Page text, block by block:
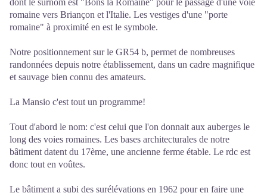
dont le surnom est "Bons la Romaine" pour le passage d'une voie
romaine vers Briançon et l'Italie. Les vestiges d'une "porte
romaine" à proximité en est le symbole.
Notre positionnement sur le GR54 b, permet de nombreuses
randonnées depuis notre établissement, dans un cadre magnifique
et sauvage bien connu des amateurs.
La Mansio c'est tout un programme!
Tout d'abord le nom: c'est celui que l'on donnait aux auberges le
long des voies romaines. Les bases architecturales de notre
bâtiment datent du 17ème, une ancienne ferme étable. Le rdc est
donc tout en voûtes.
Le bâtiment a subi des surélévations en 1962 pour en faire une